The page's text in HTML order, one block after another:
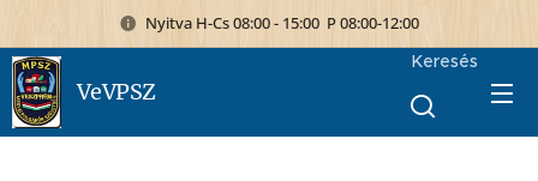
Nyitva H-Cs 08:00 - 15:00 P 08:00-12:00
VeVPSZ
Keresés